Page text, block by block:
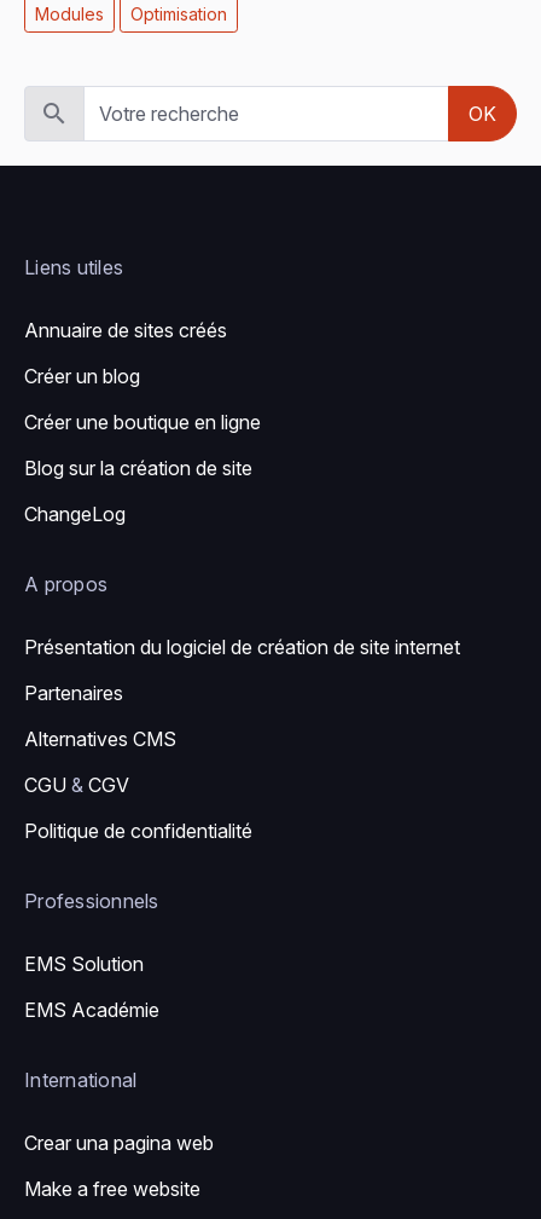
Modules Optimisation
OK
Liens utiles
Annuaire de sites créés
Créer un blog
Créer une boutique en ligne
Blog sur la création de site
ChangeLog
A propos
Présentation du logiciel de création de site internet
Partenaires
Alternatives CMS
CGU & CGV
Politique de confidentialité
Professionnels
EMS Solution
EMS Académie
International
Crear una pagina web
Make a free website